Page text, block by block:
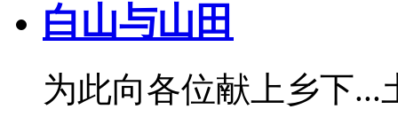
白山与山田
为此向各位献上乡下